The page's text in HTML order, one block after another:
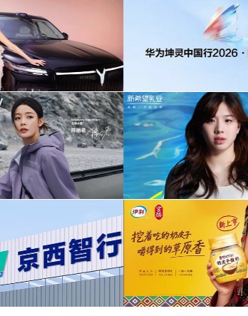
(1)
(1)
(1)
(1)
(1)
(1)
(1)
(1)
为中汇人寿三周年宣传项目提供音乐版权
为中信期货
为华为中国行2026山东站传播项目提供音乐
为光明优加x
为新希望乳业唐钱婷品牌代言项目提供音乐版
为大众汽车